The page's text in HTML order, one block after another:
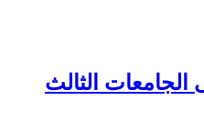
الجامعات الثالث